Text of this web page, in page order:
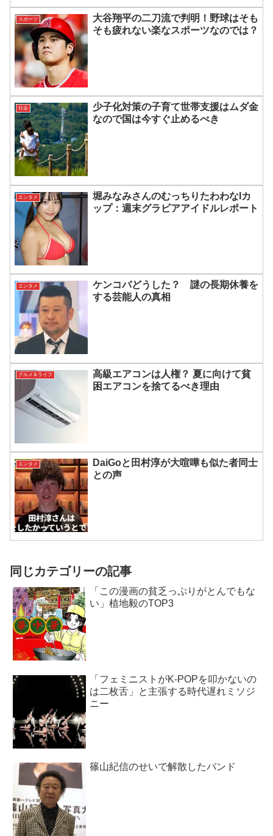
スポーツ
大谷翔平の二刀流で判明！野球はそも
そも疲れない楽なスポーツなのでは？
社会
少子化対策の子育て世帯支援はムダ金
なので国は今すぐ止めるべき
エンタメ
堀みなみさんのむっちりたわわなIカ
ップ：週末グラビアアイドルレポート
エンタメ
ケンコバどうした？ 謎の長期休養を
する芸能人の真相
グルメ＆ライフ
高級エアコンは人権？ 夏に向けて貧
困エアコンを捨てるべき理由
エンタメ
DaiGoと田村淳が大喧嘩も似た者同士
との声
同じカテゴリーの記事
「この漫画の貧乏っぷりがとんでもな
い」植地毅のTOP3
「フェミニストがK-POPを叩かないの
は二枚舌」と主張する時代遅れミソジ
ニー
篠山紀信のせいで解散したバンド